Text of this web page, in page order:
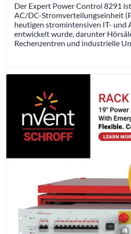
Der Expert Power Control 8291
AC/DC-Stromverteilungseinheit
heutigen stromintensiven IT- und
entwickelt wurde, darunter
Rechenzentren und industrielle